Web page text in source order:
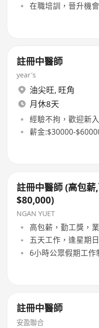
在職培訓，晉升機會
註冊中醫師
year's
油尖旺, 旺角
月休8天
經驗不拘，歡迎新
薪金:$30000-
註冊中醫師 (高包
$80,000)
NGAN YUET
高包薪，勤工獎，
五天工作，逢星期
6小時公眾假期工作
註冊中醫師
安盈聯合